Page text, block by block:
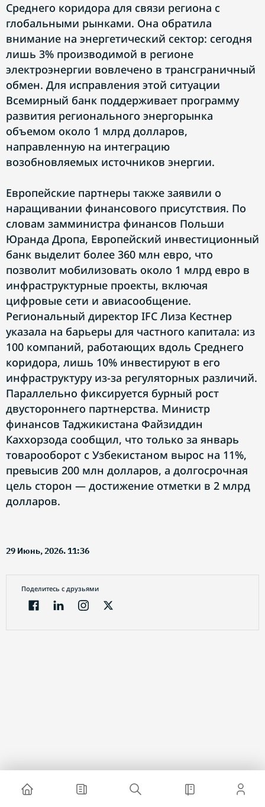
Среднего коридора для связи региона с
глобальными рынками. Она обратила
внимание на энергетический сектор: сегодня
лишь 3% производимой в регионе
электроэнергии вовлечено в трансграничный
обмен. Для исправления этой ситуации
Всемирный банк поддерживает программу
развития регионального энергорынка
объемом около 1 млрд долларов,
направленную на интеграцию
возобновляемых источников энергии.
Европейские партнеры также заявили о
наращивании финансового присутствия. По
словам замминистра финансов Польши
Юранда Дропа, Европейский инвестиционный
банк выделит более 360 млн евро, что
позволит мобилизовать около 1 млрд евро в
инфраструктурные проекты, включая
цифровые сети и авиасообщение.
Региональный директор IFC Лиза Кестнер
указала на барьеры для частного капитала: из
100 компаний, работающих вдоль Среднего
коридора, лишь 10% инвестируют в его
инфраструктуру из-за регуляторных различий.
Параллельно фиксируется бурный рост
двустороннего партнерства. Министр
финансов Таджикистана Файзиддин
Каххорзода сообщил, что только за январь
товарооборот с Узбекистаном вырос на 11%,
превысив 200 млн долларов, а долгосрочная
цель сторон — достижение отметки в 2 млрд
долларов.
29 Июнь, 2026. 11:36
Поделитесь с друзьями